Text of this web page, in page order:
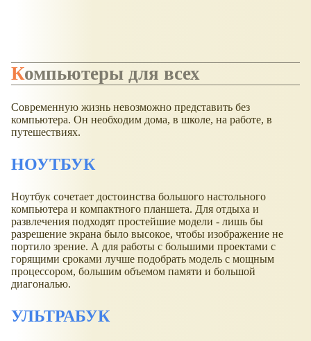
Компьютеры для всех
Современную жизнь невозможно представить без
компьютера. Он необходим дома, в школе, на работе, в
путешествиях.
НОУТБУК
Ноутбук сочетает достоинства большого настольного
компьютера и компактного планшета. Для отдыха и
развлечения подходят простейшие модели - лишь бы
разрешение экрана было высокое, чтобы изображение не
портило зрение. А для работы с большими проектами с
горящими сроками лучше подобрать модель с мощным
процессором, большим объемом памяти и большой
диагональю.
УЛЬТРАБУК